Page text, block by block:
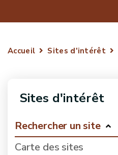
Accueil Sites d'intérêt
Sites d'intérêt
Rechercher un site
Carte des sites